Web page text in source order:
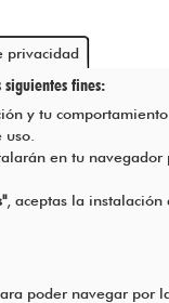
privacidad
fines:
y tu
en tu navegador
, aceptas la instalación
poder navegar por